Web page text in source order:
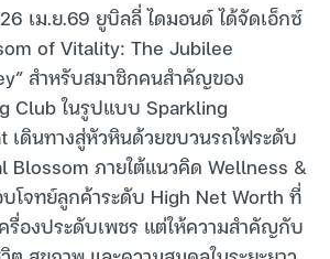
เม.ย.69 ยูบิลลี่ ไดมอนด์ ได้จัดเอ็กซ์
of Vitality: The Jubilee
สำหรับสมาชิกคนสำคัญของ
Club ในรูปแบบ Sparkling
เดินทางสู่หัวหินด้วยขบวนรถไฟระดับ
Blossom ภายใต้แนวคิด Wellness &
โจทย์ลูกค้าระดับ High Net Worth ที่
รื่องประดับเพชร แต่ให้ความสำคัญกับ